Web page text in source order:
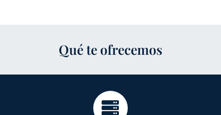
Qué te ofrecemos